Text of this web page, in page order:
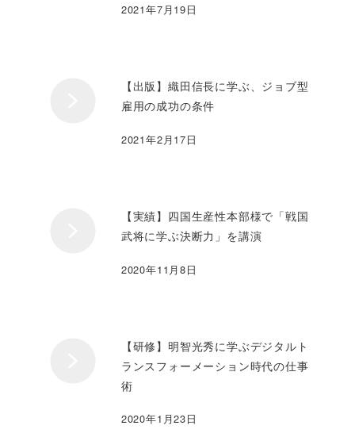
2021年7月19日
【出版】織田信長に学ぶ、ジョブ型
雇用の成功の条件
2021年2月17日
【実績】四国生産性本部様で「戦国
武将に学ぶ決断力」を講演
2020年11月8日
【研修】明智光秀に学ぶデジタルト
ランスフォーメーション時代の仕事
術
2020年1月23日